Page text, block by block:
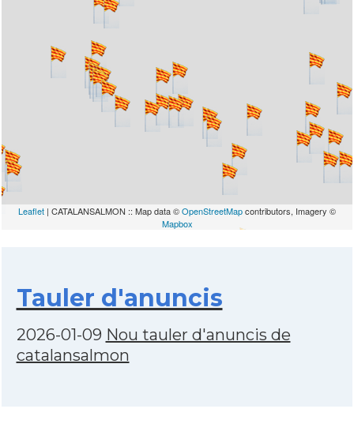
Leaflet | CATALANSALMON :: Map data ©OpenStreetMapcontributors, Imagery ©
Mapbox
Tauler d'anuncis
2026-01-09 Nou tauler d'anuncis de
catalansalmon